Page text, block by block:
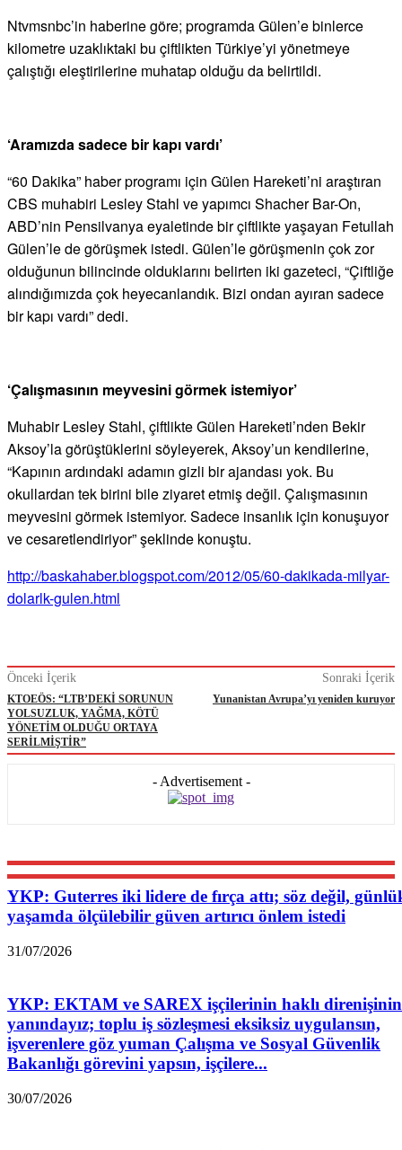
Ntvmsnbc’in haberine göre; programda Gülen’e binlerce
kilometre uzaklıktaki bu çiftlikten Türkiye’yi yönetmeye
çalıştığı eleştirilerine muhatap olduğu da belirtildi.
‘Aramızda sadece bir kapı vardı’
“60 Dakika” haber programı için Gülen Hareketi’ni araştıran
CBS muhabiri Lesley Stahl ve yapımcı Shacher Bar-On,
ABD’nin Pensilvanya eyaletinde bir çiftlikte yaşayan Fetullah
Gülen’le de görüşmek istedi. Gülen’le görüşmenin çok zor
olduğunun bilincinde olduklarını belirten iki gazeteci, “Çiftliğe
alındığımızda çok heyecanlandık. Bizi ondan ayıran sadece
bir kapı vardı” dedi.
‘Çalışmasının meyvesini görmek istemiyor’
Muhabir Lesley Stahl, çiftlikte Gülen Hareketi’nden Bekir
Aksoy’la görüştüklerini söyleyerek, Aksoy’un kendilerine,
“Kapının ardındaki adamın gizli bir ajandası yok. Bu
okullardan tek birini bile ziyaret etmiş değil. Çalışmasının
meyvesini görmek istemiyor. Sadece insanlık için konuşuyor
ve cesaretlendiriyor” şeklinde konuştu.
http://baskahaber.blogspot.com/2012/05/60-dakikada-milyar-
dolarlk-gulen.html
Önceki İçerik
KTOEÖS: “LTB’DEKİ SORUNUN
YOLSUZLUK, YAĞMA, KÖTÜ
YÖNETİM OLDUĞU ORTAYA
SERİLMİŞTİR”
Sonraki İçerik
Yunanistan Avrupa’yı yeniden kuruyor
- Advertisement -
YKP: Guterres iki lidere de fırça attı; söz değil,
yaşamda ölçülebilir güven artırıcı önlem istedi
31/07/2026
YKP: EKTAM ve SAREX işçilerinin haklı direnişinin
yanındayız; toplu iş sözleşmesi eksiksiz uygulansın,
işverenlere göz yuman Çalışma ve Sosyal Güvenlik
Bakanlığı görevini yapsın, işçilere...
30/07/2026